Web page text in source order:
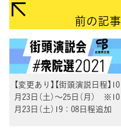
前の記事
【変更あり】【街頭演説日程】10
月23日（土）～25日（月） ※10
月23日（土）19：08日程追加